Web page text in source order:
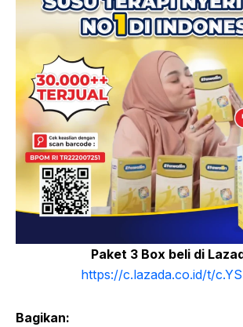
Paket 3 Box beli di
https://c.lazada.co.id/t/
Bagikan: